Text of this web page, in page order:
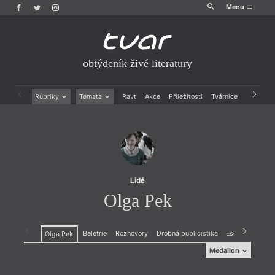
Menu
obtýdeník živé literatury
Rubriky Témata Ravt Akce Příležitosti Tvárnice Archiv
Lidé
Olga Pek
Olga Pek Beletrie Rozhovory Drobná publicistika Esejistika
Medailon